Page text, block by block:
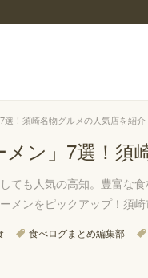
選！須崎名物グルメの人気店を紹介
ン」7選！須
ても人気の高知。豊富な
メンをピックアップ！須
食べログまとめ編集部